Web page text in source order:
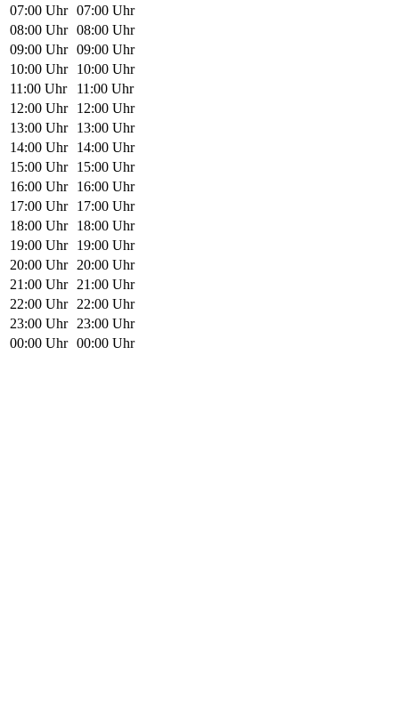
07:00 Uhr 07:00 Uhr
08:00 Uhr 08:00 Uhr
09:00 Uhr 09:00 Uhr
10:00 Uhr
10:00 Uhr
11:00 Uhr
11:00 Uhr
12:00 Uhr
12:00 Uhr
13:00 Uhr
13:00 Uhr
14:00 Uhr
14:00 Uhr
15:00 Uhr
15:00 Uhr
16:00 Uhr
16:00 Uhr
17:00 Uhr
17:00 Uhr
18:00 Uhr
18:00 Uhr
19:00 Uhr
19:00 Uhr
20:00 Uhr 20:00 Uhr
21:00 Uhr 21:00 Uhr
22:00 Uhr 22:00 Uhr
23:00 Uhr 23:00 Uhr
00:00 Uhr 00:00 Uhr